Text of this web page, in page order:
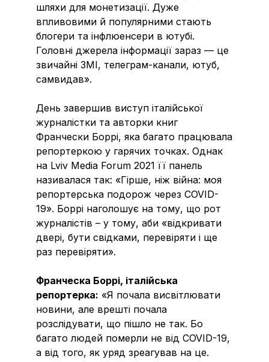
шляхи для монетизації. Дуже
впливовими й популярними стають
блогери та інфлюенсери в ютубі.
Головні джерела інформації зараз — це
звичайні ЗМІ, телеграм-канали, ютуб,
самвидав».
День завершив виступ італійської
журналістки та авторки книг
Франчески Боррі, яка багато працювала
репортеркою у гарячих точках. Однак
на Lviv Media Forum 2021 її панель
називалася так: «Гірше, ніж війна: моя
репортерська подорож через COVID-
19». Боррі наголошує на тому, що рот
журналістів – у тому, аби «відкривати
двері, бути свідками, перевіряти і ще
раз перевіряти».
Франческа Боррі, італійська
репортерка: «Я почала висвітлювати
новини, але врешті почала
розслідувати, що пішло не так. Бо
багато людей померли не від COVID-19,
а від того, як уряд зреагував на це.